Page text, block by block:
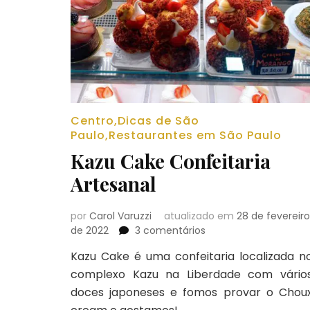
Centro,Dicas de São
Paulo,Restaurantes em São Paulo
Kazu Cake Confeitaria
Artesanal
por Carol Varuzzi atualizado em 28 de fevereiro
de 2022
3 comentários
Cake
Confeitaria
Artesanal
Kazu Cake é uma confeitaria localizada
complexo Kazu na Liberdade com
doces japoneses e fomos provar o